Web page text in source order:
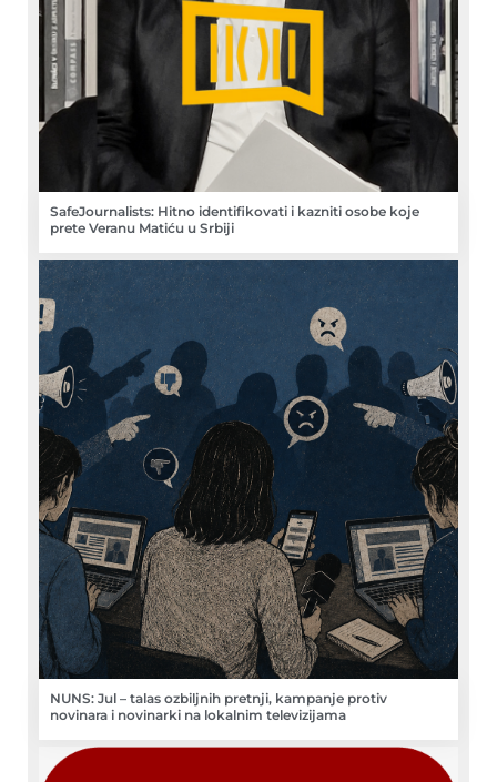
SafeJournalists: Hitno identifikovati i kazniti osobe koje
prete Veranu Matiću u Srbiji
NUNS: Jul – talas ozbiljnih pretnji, kampanje protiv
novinara i novinarki na lokalnim televizijama